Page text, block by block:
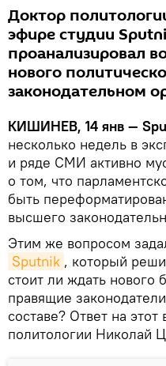
Доктор
эфире студии
проанализировал
нового
законодательном
КИШИНЕВ, 14 янв —
несколько недель в
и ряде СМИ активно
о том, что
быть
высшего
Этим же вопросом
Sputnik , который
стоит ли ждать нового
правящие
составе? Ответ на
политологии Николай